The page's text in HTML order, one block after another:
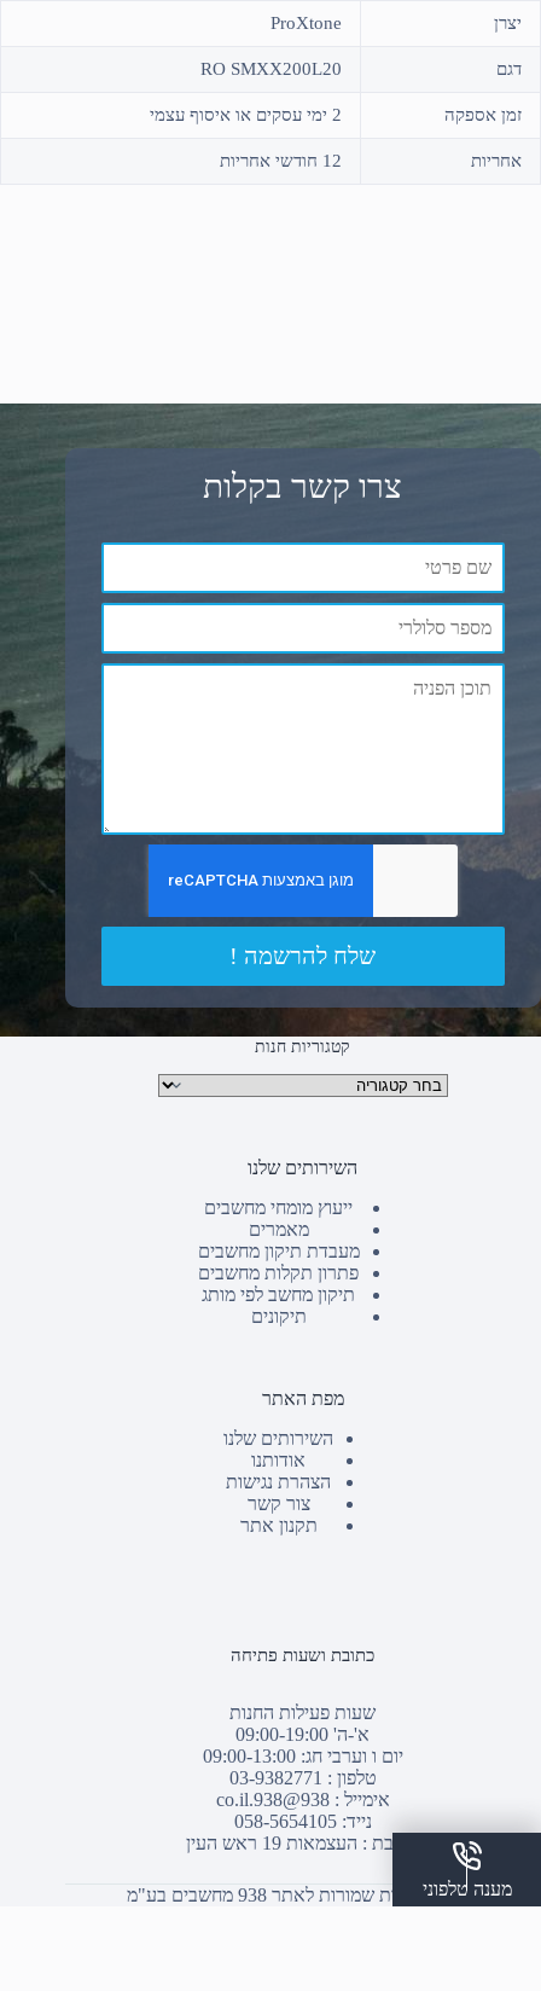
יצרן ProXtone
דגם RO SMXX200L20
זמן אספקה 2 ימי עסקים או איסוף עצמי
אחריות 12 חודשי אחריות
צרו קשר בקלות
שלח להרשמה !
קטגוריות חנות
קטגוריות מוצרים
השירותים שלנו
ייעוץ מומחי מחשבים
מאמרים
מעבדת תיקון מחשבים
פתרון תקלות מחשבים
תיקון מחשב לפי מותג
תיקונים
מפת האתר
השירותים שלנו
אודותנו
הצהרת נגישות
צור קשר
תקנון אתר
כתובת ושעות פתיחה
שעות פעילות החנות
א'-ה' 09:00-19:00
יום ו וערבי חג: 09:00-13:00
טלפון : 03-9382771
אימייל :938@938.co.il
נייד: 058-5654105
כתובת : העצמאות 19 ראש העין
© כל הזכויות שמורות לאתר 938 מחשבים בע"מ
מענה טלפוני